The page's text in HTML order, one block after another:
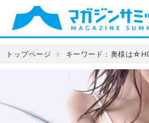
トップページ キーワード：奥様は